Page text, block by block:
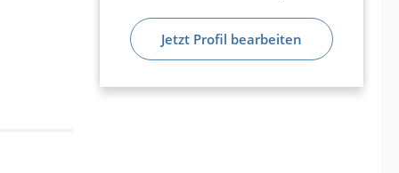
Jetzt Profil bearbeiten